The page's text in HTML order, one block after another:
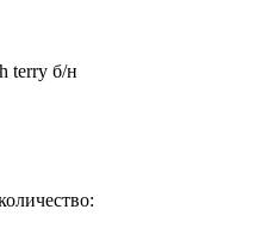
terry б/н